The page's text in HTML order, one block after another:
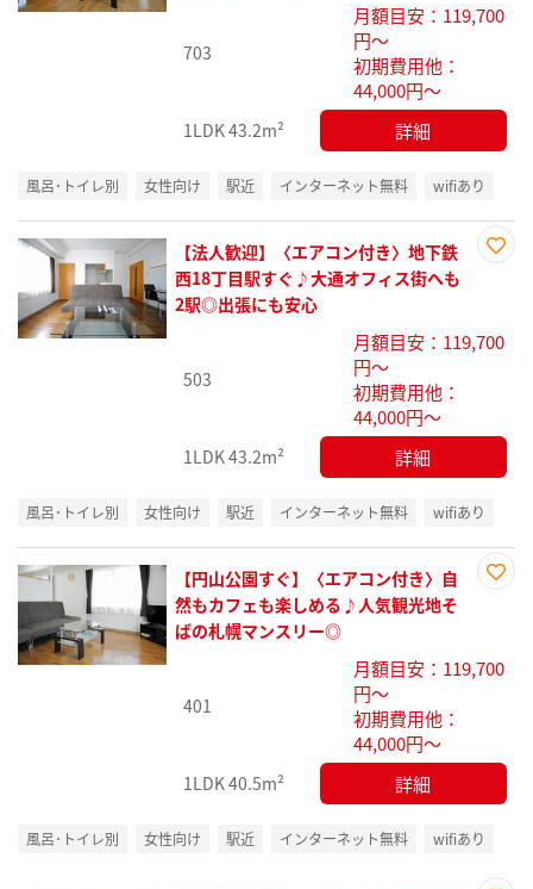
録
703
月額目安：119,700
円～
初期費用他：
44,000円～
1LDK43.2m² 詳細
風呂･トイレ別 女性向け 駅近 インターネット無料 wifiあり
録
【法人歓迎】〈エアコン付き〉地下鉄
西18丁目駅すぐ♪大通オフィス街へも
2駅◎出張にも安心
503
月額目安：119,700
円～
初期費用他：
44,000円～
1LDK43.2m² 詳細
風呂･トイレ別 女性向け 駅近 インターネット無料 wifiあり
録
【円山公園すぐ】〈エアコン付き〉自
然もカフェも楽しめる♪人気観光地そ
ばの札幌マンスリー◎
401
月額目安：119,700
円～
初期費用他：
44,000円～
1LDK40.5m² 詳細
風呂･トイレ別 女性向け 駅近 インターネット無料 wifiあり